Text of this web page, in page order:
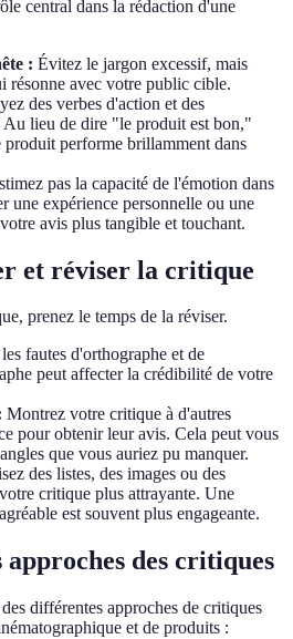
central dans la rédaction d'une
: Évitez le jargon excessif, mais
résonne avec votre public cible.
des verbes d'action et des
Au lieu de dire "le produit est bon,"
performe brillamment dans
pas la capacité de l'émotion dans
une expérience personnelle ou une
avis plus tangible et touchant.
et réviser la critique
prenez le temps de la réviser.
fautes d'orthographe et de
peut affecter la crédibilité de votre
Montrez votre critique à d'autres
pour obtenir leur avis. Cela peut vous
que vous auriez pu manquer.
des listes, des images ou des
critique plus attrayante. Une
est souvent plus engageante.
approches des critiques
différentes approches de critiques
et de produits :